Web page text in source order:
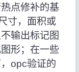
点修补的基
寸，面积或
输出标记图
形；在一些
opc验证的